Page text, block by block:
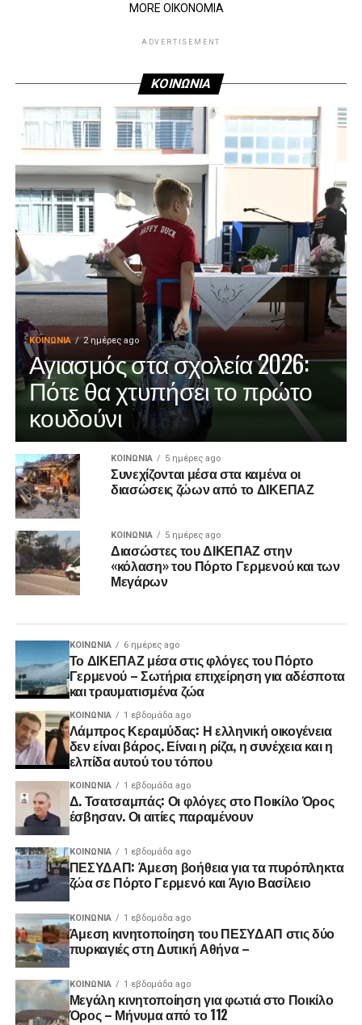
MORE ΟΙΚΟΝΟΜΙΑ
ADVERTISEMENT
ΚΟΙΝΩΝΙΑ
ΚΟΙΝΩΝΊΑ 2 ημέρες ago
Αγιασμός στα σχολεία 2026:
Πότε θα χτυπήσει το πρώτο
κουδούνι
ΚΟΙΝΩΝΊΑ 5 ημέρες ago
Συνεχίζονται μέσα στα καμένα οι
διασώσεις ζώων από το ΔΙΚΕΠΑΖ
ΚΟΙΝΩΝΊΑ 5 ημέρες ago
Διασώστες του ΔΙΚΕΠΑΖ στην
«κόλαση» του Πόρτο Γερμενού και των
Μεγάρων
ΚΟΙΝΩΝΊΑ 6 ημέρες ago
Το ΔΙΚΕΠΑΖ μέσα στις φλόγες του Πόρτο
Γερμενού – Σωτήρια επιχείρηση για αδέσποτα
και τραυματισμένα ζώα
ΚΟΙΝΩΝΊΑ 1 εβδομάδα ago
Λάμπρος Κεραμύδας: Η ελληνική οικογένεια
δεν είναι βάρος. Είναι η ρίζα, η συνέχεια και η
ελπίδα αυτού του τόπου
ΚΟΙΝΩΝΊΑ 1 εβδομάδα ago
Δ. Τσατσαμπάς: Οι φλόγες στο Ποικίλο Όρος
έσβησαν. Οι αιτίες παραμένουν
ΚΟΙΝΩΝΊΑ 1 εβδομάδα ago
ΠΕΣΥΔΑΠ: Άμεση βοήθεια για τα πυρόπληκτα
ζώα σε Πόρτο Γερμενό και Άγιο Βασίλειο
ΚΟΙΝΩΝΊΑ 1 εβδομάδα ago
Άμεση κινητοποίηση του ΠΕΣΥΔΑΠ στις δύο
πυρκαγιές στη Δυτική Αθήνα –
ΚΟΙΝΩΝΊΑ 1 εβδομάδα ago
Μεγάλη κινητοποίηση για φωτιά στο Ποικίλο
Όρος – Μήνυμα από το 112